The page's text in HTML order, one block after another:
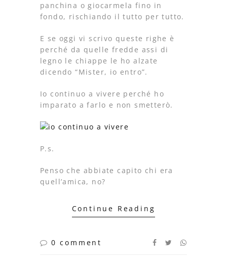
panchina o giocarmela fino in
fondo, rischiando il tutto per tutto.
E se oggi vi scrivo queste righe è
perché da quelle fredde assi di
legno le chiappe le ho alzate
dicendo “Mister, io entro”.
Io continuo a vivere perché ho
imparato a farlo e non smetterò.
P.s.
Penso che abbiate capito chi era
quell’amica, no?
Continue Reading
0 comment